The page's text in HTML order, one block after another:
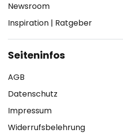
Newsroom
Inspiration | Ratgeber
Seiteninfos
AGB
Datenschutz
Impressum
Widerrufsbelehrung